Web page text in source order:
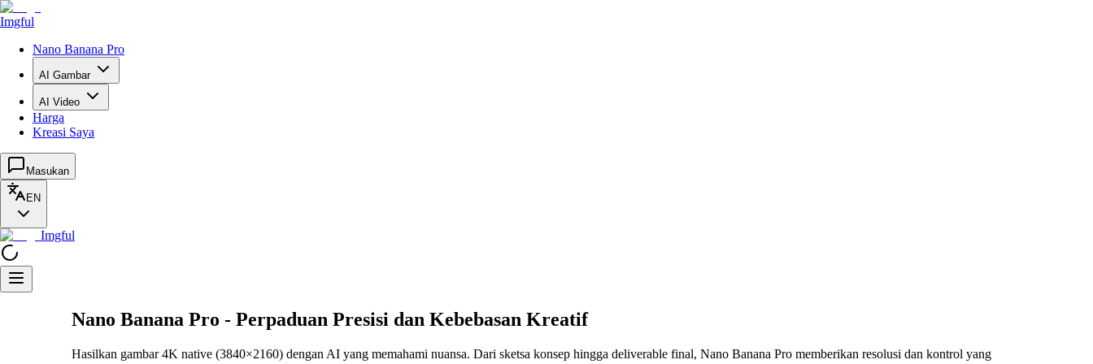
Imgful
Nano Banana Pro
AI Gambar
AI Video
Harga
Kreasi Saya
Masukan
EN
Imgful
Nano Banana Pro - Perpaduan Presisi dan Kebebasan Kreatif
Hasilkan gambar 4K native (3840×2160) dengan AI yang memahami nuansa. Dari sketsa konsep hingga deliverable final, Nano Banana Pro memberikan resolusi dan kontrol yang